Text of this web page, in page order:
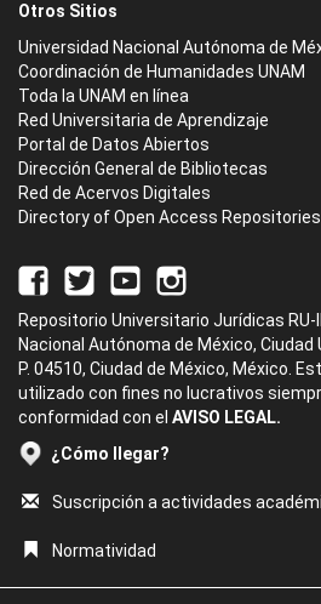
Otros Sitios
Universidad Nacional Autónoma de
Coordinación de Humanidades UNAM
Toda la UNAM en línea
Red Universitaria de Aprendizaje
Portal de Datos Abiertos
Dirección General de Bibliotecas
Red de Acervos Digitales
Directory of Open Access Repositories
Repositorio Universitario Jurídicas RU-
Nacional Autónoma de México, Ciudad
P. 04510, Ciudad de México, México.
utilizado con fines no lucrativos
conformidad con el AVISO LEGAL.
¿Cómo llegar?
Suscripción a actividades
Normatividad